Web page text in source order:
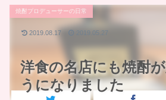
洋食の名店にも焼酎
うになりました
焼酎プロデューサーの日常
2019.08.17 2019.05.27